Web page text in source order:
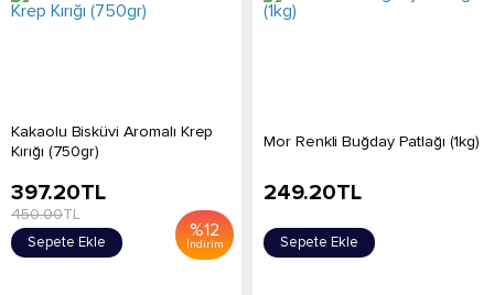
Kakaolu Bisküvi Aromalı Krep
Kırığı (750gr)
%12
İndirim
397.20TL
450.00TL
Sepete Ekle
Mor Renkli Buğday Patlağı (1kg)
249.20TL
Sepete Ekle